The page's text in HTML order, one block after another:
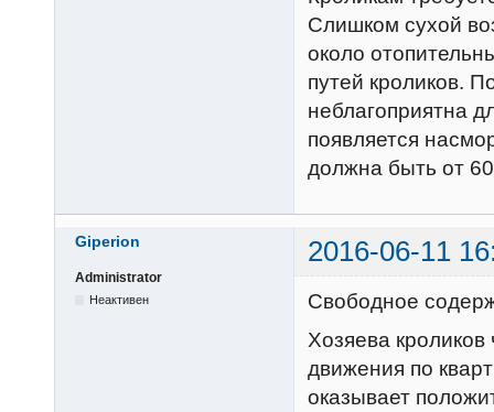
Слишком сухой
около
путей кроликов.
неблагоприятна
появляется
должна быть от
Giperion 2016-06-11
Administrator
Неактивен
Свободное
Хозяева
движения по
оказывает